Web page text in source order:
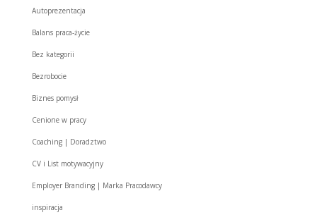
Autoprezentacja
Balans praca-życie
Bez kategorii
Bezrobocie
Biznes pomysł
Cenione w pracy
Coaching | Doradztwo
CV i List motywacyjny
Employer Branding | Marka Pracodawcy
inspiracja